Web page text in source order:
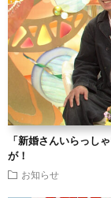
「新婚さんいらっし
が！
お知らせ